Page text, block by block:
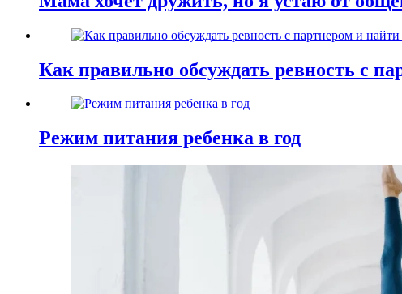
Как правильно обсуждать ревность с
Режим питания ребенка в год